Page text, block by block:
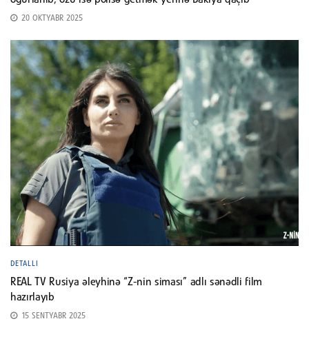
20 OKTYABR 2025
DETALLI
REAL TV Rusiya əleyhinə “Z-nin siması” adlı sənədli film
hazırlayıb
15 SENTYABR 2025